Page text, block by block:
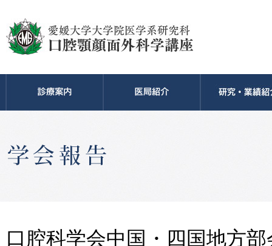
口腔科学会中国・四国地方部